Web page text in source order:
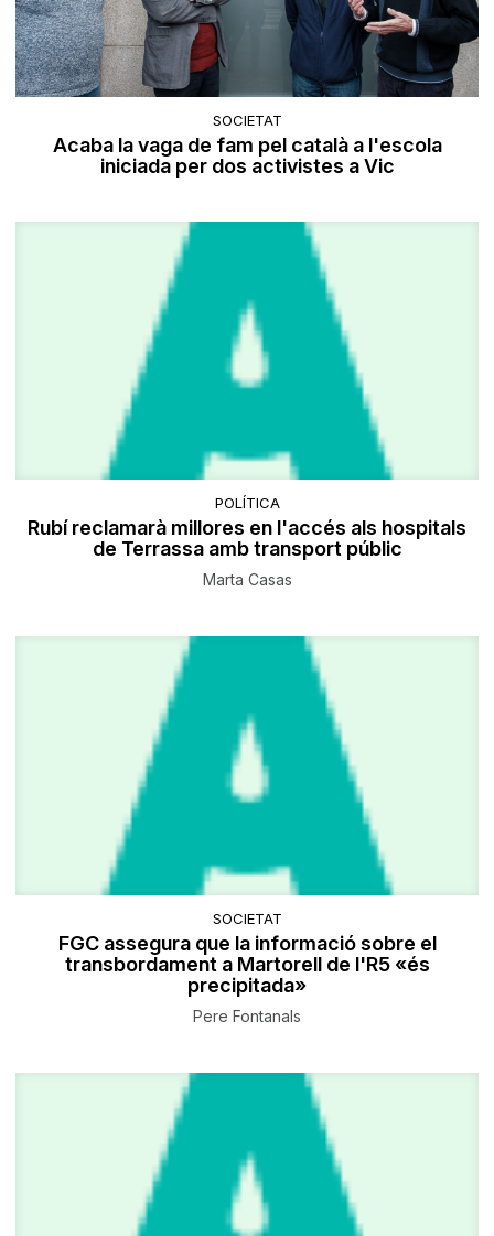
SOCIETAT
Acaba la vaga de fam pel català a l'escola
iniciada per dos activistes a Vic
POLÍTICA
Rubí reclamarà millores en l'accés als hospitals
de Terrassa amb transport públic
Marta Casas
SOCIETAT
FGC assegura que la informació sobre el
transbordament a Martorell de l'R5 «és
precipitada»
Pere Fontanals